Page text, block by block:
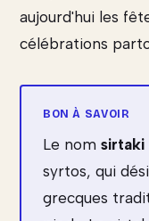
aujourd'hui les
célébrations
Le nom sirtaki
syrtos, qui
grecques